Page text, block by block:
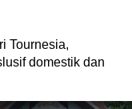
Tournesia,
domestik dan